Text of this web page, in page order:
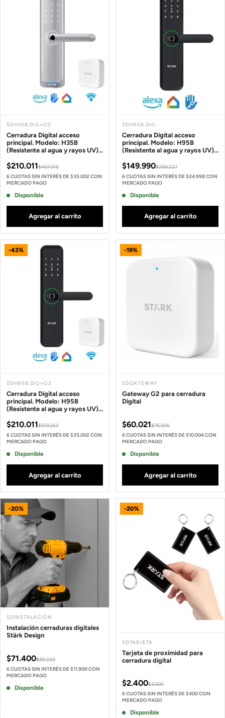
SDH35B.DIG+G2
Cerradura Digital acceso
principal. Modelo: H35B
(Resistente al agua y rayos UV).
$210.011$407.015
6 CUOTAS SIN INTERÉS DE $35.002 CON
MERCADO PAGO
Disponible
Agregar al carrito
SDH95B.DIG
Cerradura Digital acceso
principal. Modelo: H95B
(Resistente al agua y rayos UV).
$149.990$298.227
6 CUOTAS SIN INTERÉS DE $24.998 CON
MERCADO PAGO
Disponible
Agregar al carrito
-43%
SDH95B.DIG+G2
Cerradura Digital acceso
principal. Modelo: H95B
(Resistente al agua y rayos UV).
$210.011$373.253
6 CUOTAS SIN INTERÉS DE $35.002 CON
MERCADO PAGO
Disponible
Agregar al carrito
-19%
SDGATEWAY
Gateway G2 para cerradura
Digital
$60.021$75.026
6 CUOTAS SIN INTERÉS DE $10.004 CON
MERCADO PAGO
Disponible
Agregar al carrito
-20%
SDINSTALACION
Instalación cerraduras digitales
Stärk Design
$71.400$89.250
6 CUOTAS SIN INTERÉS DE $11.900 CON
MERCADO PAGO
Disponible
-20%
SDTARJETA
Tarjeta de proximidad para
cerradura digital
$2.400$3.000
6 CUOTAS SIN INTERÉS DE $400 CON
MERCADO PAGO
Disponible